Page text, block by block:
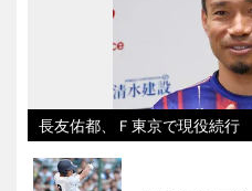
長友佑都、Ｆ東京で現役続